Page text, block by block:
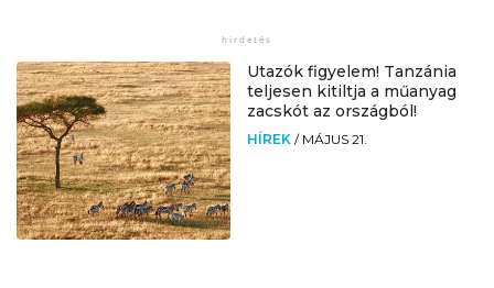
Utazók figyelem! Tanzánia
teljesen kitiltja a műanyag
zacskót az országból!
HÍREK / MÁJUS 21.